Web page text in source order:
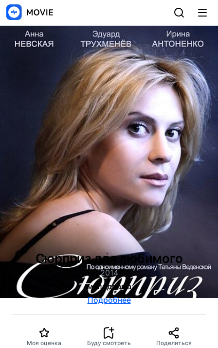
Сюрприз для любимого
2014
мелодрама
Подробнее
Моя оценка Буду смотреть Поделиться